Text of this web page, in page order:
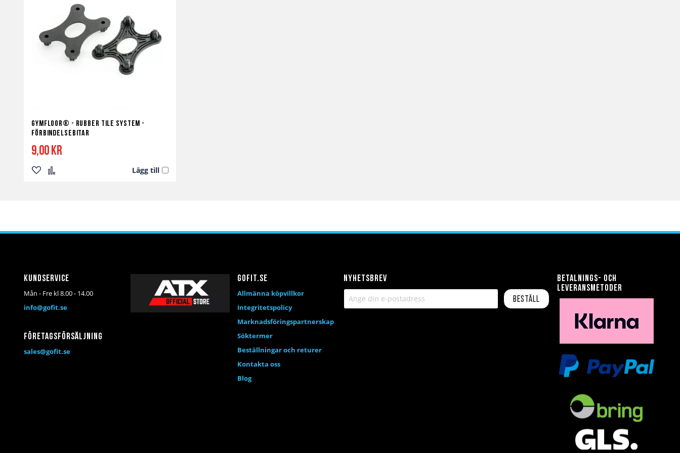
Gymfloor® - Rubber Tile System -
Förbindelsebitar
9,00 kr
Lägg till
Lägg Lägg
Nyhetsbrev
Beställ
Kundservice
Mån - Fre kl 8.00 - 14.00
info@gofit.se
Företagsförsäljning
sales@gofit.se
Betalnings- och
leveransmetoder
Gofit.se
Allmänna köpvillkor
Integritetspolicy
Marknadsföringspartnerskap
Söktermer
Beställningar och returer
Kontakta oss
Blog